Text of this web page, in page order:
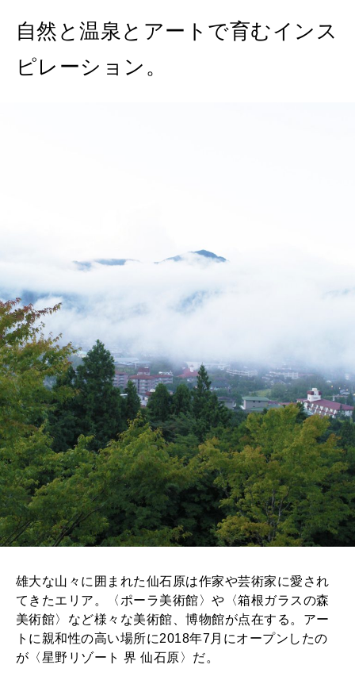
2026年2月号「良運を掴む 新・開運術。」
2026年1月号「猫がいれば、幸せ」
2025年12月号「お酒の新常識。」
自然と温泉とアートで育むインス
ピレーション。
雄大な山々に囲まれた仙石原は作家や芸術家に愛され
てきたエリア。〈ポーラ美術館〉や〈箱根ガラスの森
美術館〉など様々な美術館、博物館が点在する。アー
トに親和性の高い場所に2018年7月にオープンしたの
が〈星野リゾート 界 仙石原〉だ。